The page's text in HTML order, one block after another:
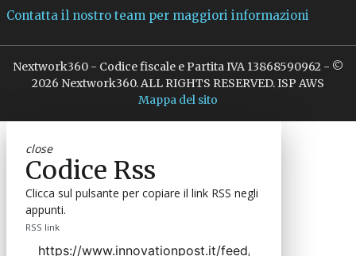
Contatta il nostro team per maggiori informazioni
Nextwork360 - Codice fiscale e Partita IVA 13868590962 - ©
2026 Nextwork360. ALL RIGHTS RESERVED. ISP AWS
Mappa del sito
close
Codice Rss
Clicca sul pulsante per copiare il link RSS negli
appunti.
RSS link